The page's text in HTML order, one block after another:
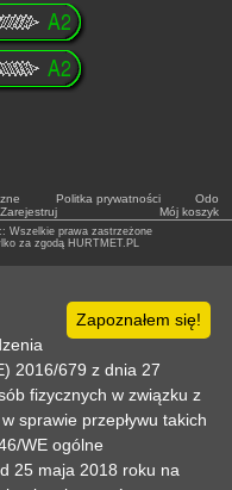
Politka prywatności
Odo
Zarejestruj Mój koszyk
Wszelkie prawa zastrzeżone
za zgodą HURTMET.PL
Zapoznałem się!
2016/679 z dnia 27
fizycznych w związku z
sprawie przepływu takich
WE ogólne
25 maja 2018 roku na